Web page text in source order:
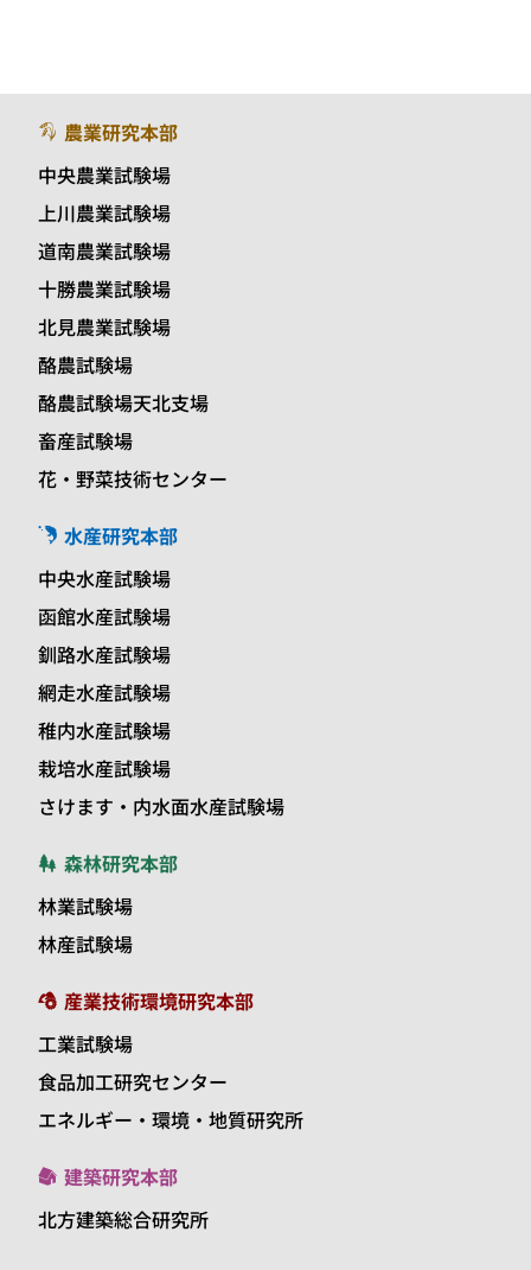
農業研究本部
中央農業試験場
上川農業試験場
道南農業試験場
十勝農業試験場
北見農業試験場
酪農試験場
酪農試験場天北支場
畜産試験場
花・野菜技術センター
水産研究本部
中央水産試験場
函館水産試験場
釧路水産試験場
網走水産試験場
稚内水産試験場
栽培水産試験場
さけます・内水面水産試験場
森林研究本部
林業試験場
林産試験場
産業技術環境研究本部
工業試験場
食品加工研究センター
エネルギー・環境・地質研究所
建築研究本部
北方建築総合研究所